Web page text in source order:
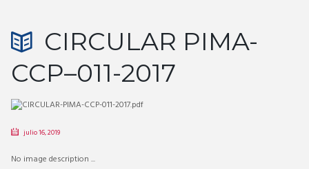
CIRCULAR PIMA-
CCP–011-2017
julio 16, 2019
No image description ...